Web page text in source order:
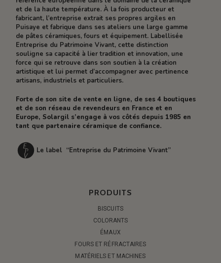
et de la haute température. À la fois producteur et
fabricant, l’entreprise extrait ses propres argiles en
Puisaye et fabrique dans ses ateliers une large gamme
de pâtes céramiques, fours et équipement. Labellisée
Entreprise du Patrimoine Vivant, cette distinction
souligne sa capacité à lier tradition et innovation, une
force qui se retrouve dans son soutien à la création
artistique et lui permet d’accompagner avec pertinence
artisans, industriels et particuliers.
Forte de son site de vente en ligne, de ses 4 boutiques
et de son réseau de revendeurs en France et en
Europe, Solargil s’engage à vos côtés depuis 1985 en
tant que partenaire céramique de confiance.
Le label “Entreprise du Patrimoine Vivant”
PRODUITS
BISCUITS
COLORANTS
ÉMAUX
FOURS ET RÉFRACTAIRES
MATÉRIELS ET MACHINES